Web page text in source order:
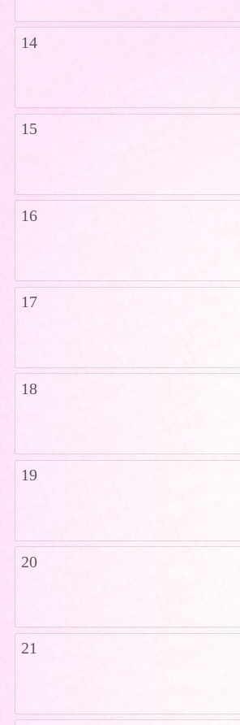
14
15
16
17
18
19
20
21